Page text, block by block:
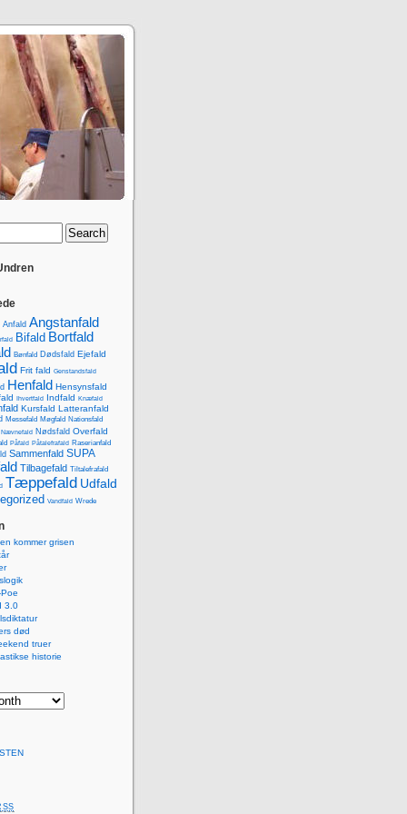
Anfald Angstanfald
Bifald Bortfald
Bønfald Dødsfald Ejefald
Frit fald Genstandsfald
Henfald Hensynsfald
Ihvertfald Indfald Knæfald
Kursfald Latteranfald
Messefald Møgfald Nationsfald
Nævnefald Nødsfald Overfald
Påfald Påtalefrafald Raserianfald
Sammenfald SUPA
Tilbagefald Tiltalefrafald
Tæppefald Udfald
Vandfald Wrede
kommer grisen
3.0
død
truer
historie